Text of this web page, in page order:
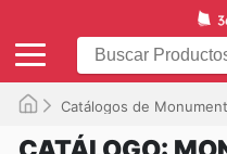
Catálogos de